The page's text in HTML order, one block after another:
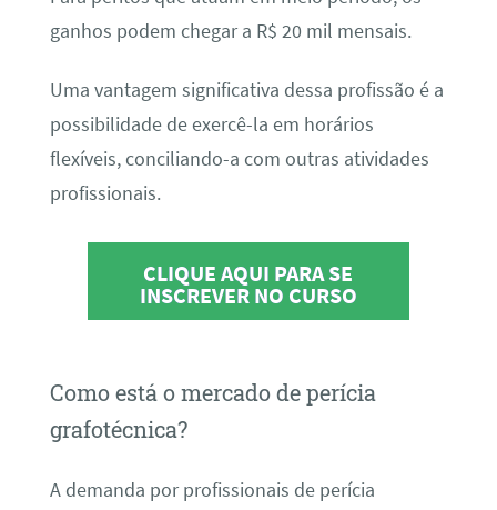
ganhos podem chegar a R$ 20 mil mensais.
Uma vantagem significativa dessa profissão é a
possibilidade de exercê-la em horários
flexíveis, conciliando-a com outras atividades
profissionais.
CLIQUE AQUI PARA SE
INSCREVER NO CURSO
Como está o mercado de perícia
grafotécnica?
A demanda por profissionais de perícia